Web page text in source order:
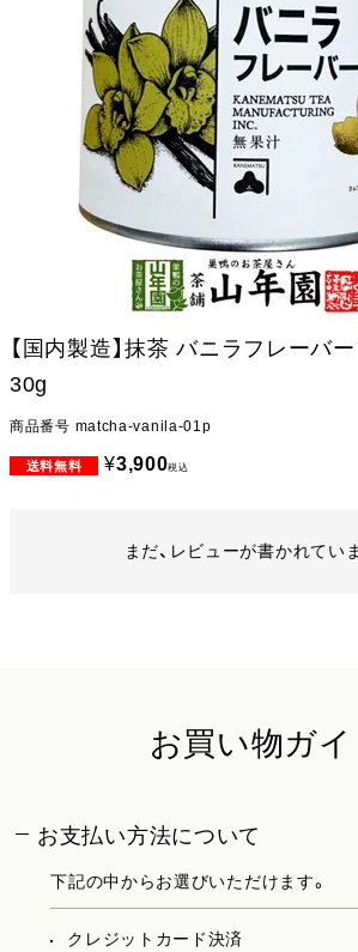
【国内製造】抹茶 バニラフレーバ
30g
商品番号 matcha-vanila-01p
¥3,900税込
まだ、レビューが書かれてい
お買い物ガイ
お支払い方法について
下記の中からお選びいただけます。
クレジットカード決済